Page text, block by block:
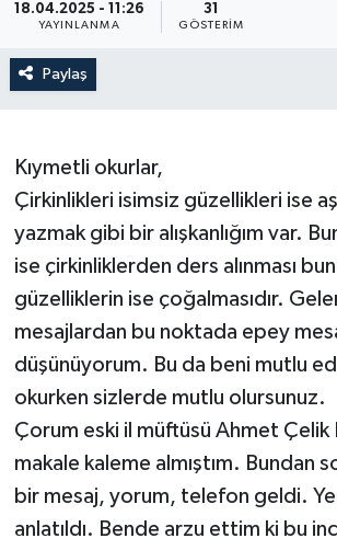
18.04.2025 - 11:26
YAYINLANMA
31
GÖSTERIM
Paylaş
Kıymetli okurlar,
Çirkinlikleri isimsiz güzellikleri ise
yazmak gibi bir alışkanlığım var.
ise çirkinliklerden ders alınması
güzelliklerin ise çoğalmasıdır.
mesajlardan bu noktada epey
düşünüyorum. Bu da beni mutlu
okurken sizlerde mutlu olursunuz.
Çorum eski il müftüsü Ahmet Çelik
makale kaleme almıştım. Bundan
bir mesaj, yorum, telefon geldi.
anlatıldı. Bende arzu ettim ki bu
AKTÜEL
EĞİTİM
OTOPARK
TEKNOLOJİ
Son Dakika Haberleri
Haber Arşivi